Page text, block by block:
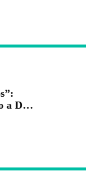
a De